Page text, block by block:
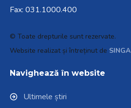
Fax: 031.1000.400
© Toate drepturile sunt rezervate.
Website realizat și întreținut de SINGA
Navighează în website
Ultimele știri